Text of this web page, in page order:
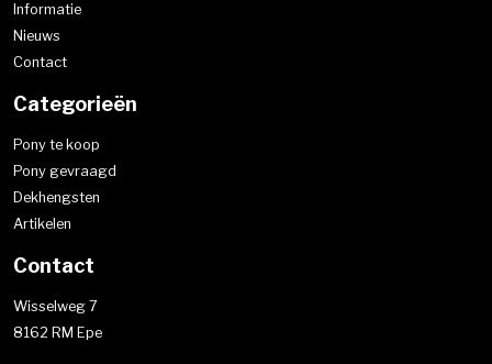
Informatie
Nieuws
Contact
Categorieën
Pony te koop
Pony gevraagd
Dekhengsten
Artikelen
Contact
Wisselweg 7
8162 RM Epe